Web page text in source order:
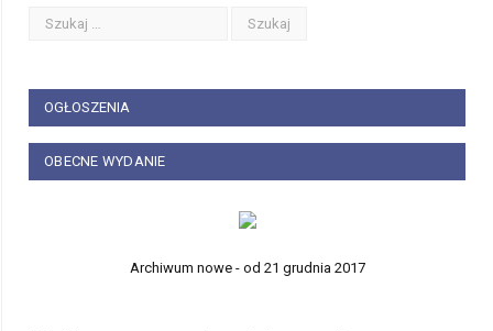
OGŁOSZENIA
OBECNE WYDANIE
Archiwum nowe - od 21 grudnia 2017